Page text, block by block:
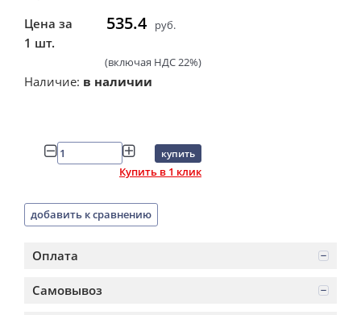
Цена за
1 шт.
535.4 руб.
(включая НДС 22%)
Наличие: в наличии
купить
Купить в 1 клик
добавить к сравнению
Оплата
Самовывоз